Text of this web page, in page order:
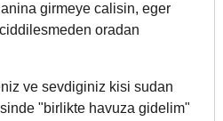
girmeye calisin, eger
oradan
ve sevdiginiz kisi sudan
"birlikte havuza gidelim"